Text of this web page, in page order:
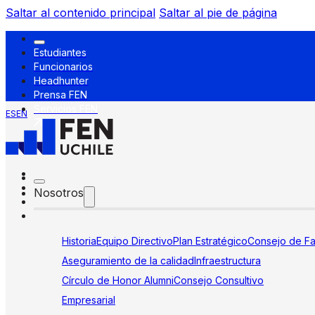
Saltar al contenido principal Saltar al pie de página
Estudiantes
Funcionarios
Headhunter
Prensa FEN
ESEN
Nosotros
HistoriaEquipo DirectivoPlan EstratégicoConsejo de
Aseguramiento de la calidadInfraestructura
Círculo de Honor AlumniConsejo Consultivo
Empresarial